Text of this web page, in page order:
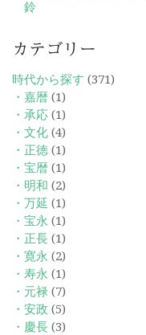
鈴
カテゴリー
時代から探す (371)
・嘉暦 (1)
・承応 (1)
・文化 (4)
・正徳 (1)
・宝暦 (1)
・明和 (2)
・万延 (1)
・宝永 (1)
・正長 (1)
・寛永 (2)
・寿永 (1)
・元禄 (7)
・安政 (5)
・慶長 (3)